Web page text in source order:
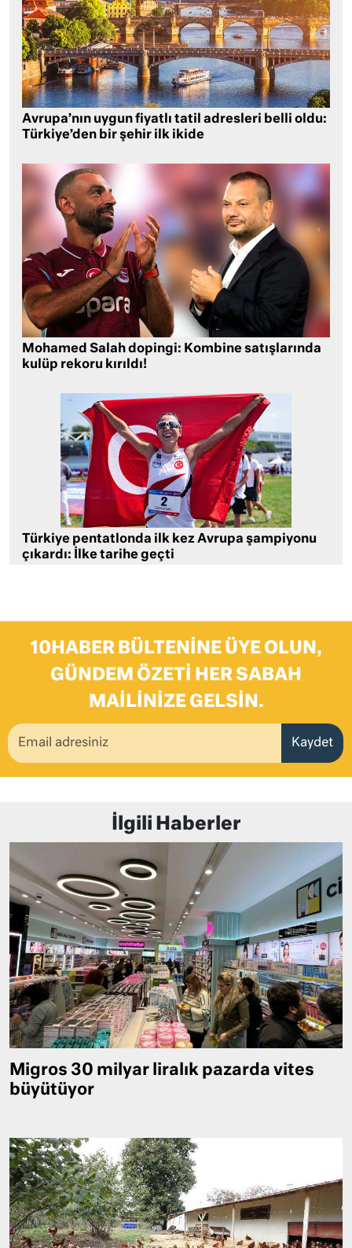
Avrupa’nın uygun fiyatlı tatil adresleri belli oldu:
Türkiye’den bir şehir ilk ikide
Mohamed Salah dopingi: Kombine satışlarında
kulüp rekoru kırıldı!
Türkiye pentatlonda ilk kez Avrupa şampiyonu
çıkardı: İlke tarihe geçti
10HABER BÜLTENINE ÜYE OLUN,
GÜNDEM ÖZETI HER SABAH
MAILINIZE GELSIN.
Kaydet
İlgili Haberler
Migros 30 milyar liralık pazarda vites
büyütüyor